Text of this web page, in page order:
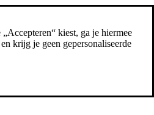
kiest, ga je hiermee
krijg je geen gepersonaliseerde